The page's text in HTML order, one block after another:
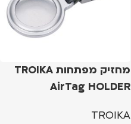
מחזיק מפתחות TROIKA
AirTag HOLDER
TROIKA